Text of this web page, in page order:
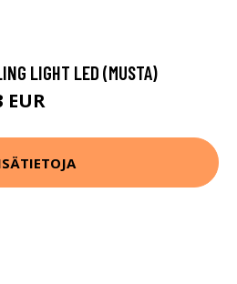
LIGHT LED (MUSTA)
EUR